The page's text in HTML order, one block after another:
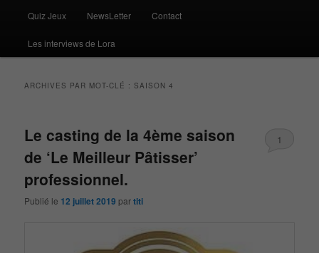
Quiz Jeux NewsLetter Contact
Les interviews de Lora
ARCHIVES PAR MOT-CLÉ : SAISON 4
Le casting de la 4ème saison
de ‘Le Meilleur Pâtisser’
professionnel.
Publié le 12 juillet 2019 partiti
1